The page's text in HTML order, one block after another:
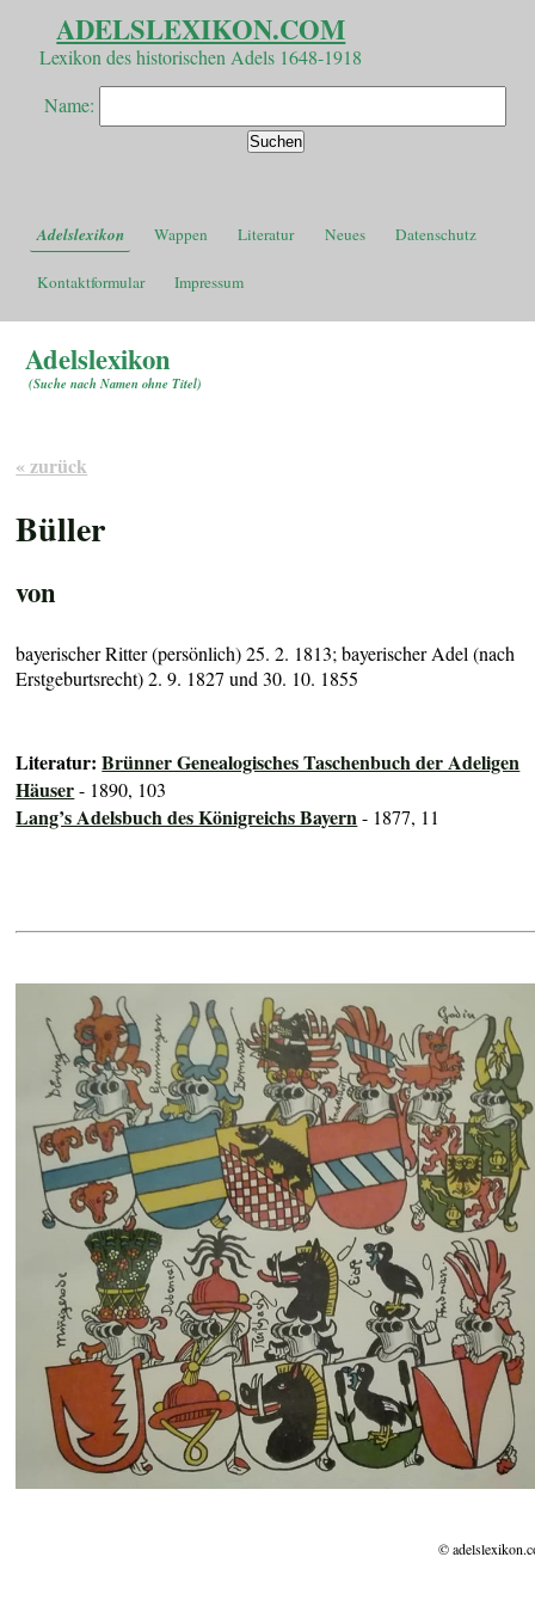
ADELSLEXIKON.COM
Lexikon des historischen Adels 1648-1918
Name:
Adelslexikon Wappen Literatur Neues Datenschutz
Kontaktformular Impressum
Adelslexikon
(Suche nach Namen ohne Titel)
« zurück
Büller
von
bayerischer Ritter (persönlich) 25. 2. 1813; bayerischer Adel (nach
Erstgeburtsrecht) 2. 9. 1827 und 30. 10. 1855
Literatur:Brünner Genealogisches Taschenbuch der Adeligen
Häuser- 1890, 103
Lang’s Adelsbuch des Königreichs Bayern- 1877, 11
©